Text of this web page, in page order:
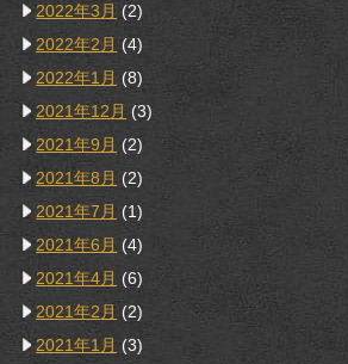
2022年3月 (2)
2022年2月 (4)
2022年1月 (8)
2021年12月 (3)
2021年9月 (2)
2021年8月 (2)
2021年7月 (1)
2021年6月 (4)
2021年4月 (6)
2021年2月 (2)
2021年1月 (3)